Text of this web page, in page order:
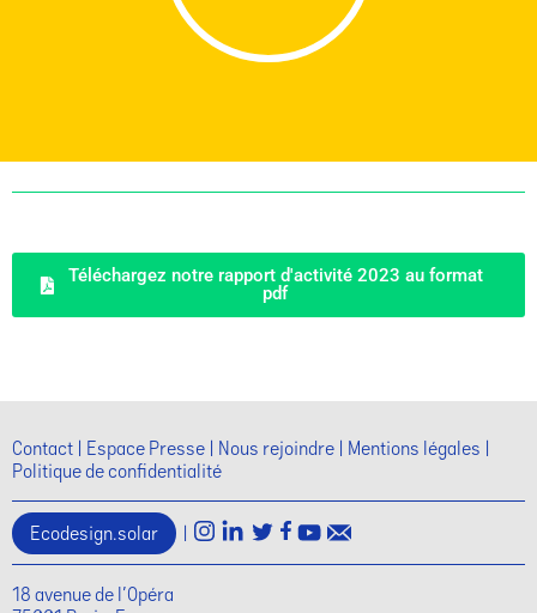
Téléchargez notre rapport d'activité 2023 au format
pdf
Contact Espace Presse Nous rejoindre
Mentions légales
Politique de confidentialité
Ecodesign.solar |
18 avenue de l'Opéra